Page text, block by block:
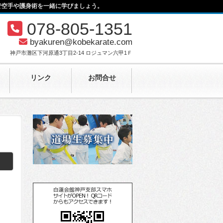
リンク お問合せ
078-805-1351
byakuren@kobekarate.com
神戸市灘区下河原通3丁目2-14 ロジュマン六甲1Ｆ
手や護身術を一緒に学びましょう。